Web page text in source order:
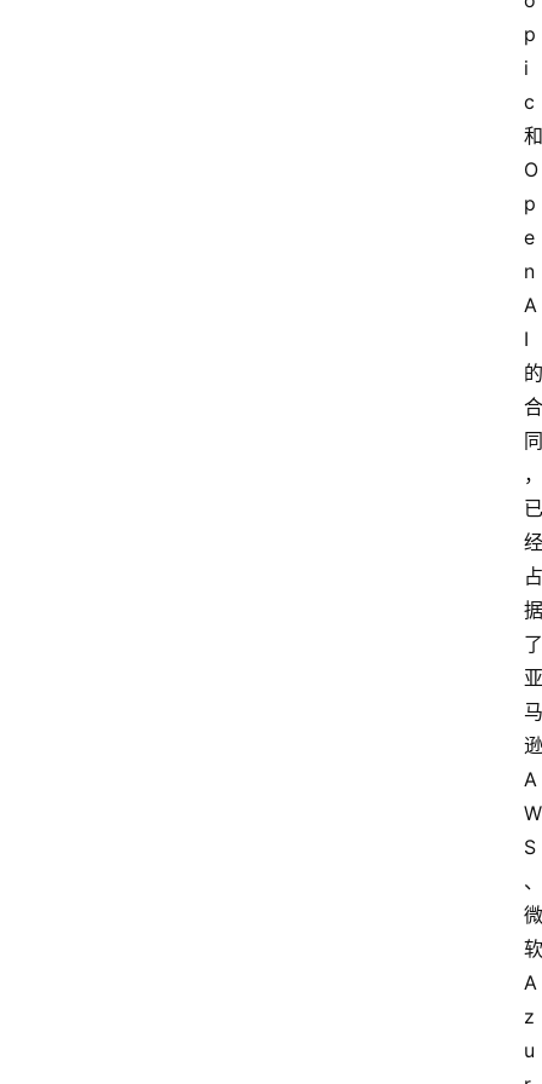
p
i
c
和
O
p
e
n
A
I
的
合
同
，
已
经
占
据
了
亚
马
逊
A
W
S
、
微
软
A
z
u